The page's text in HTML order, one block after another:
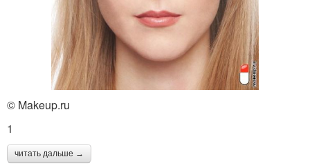
© Makeup.ru
1
читать дальше →